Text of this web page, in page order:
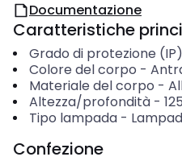
Documentazione
Caratteristiche
Grado di protezione (IP)
Colore del corpo -
Materiale del corpo -
Altezza/profondità-
Tipo lampada-
Confezione